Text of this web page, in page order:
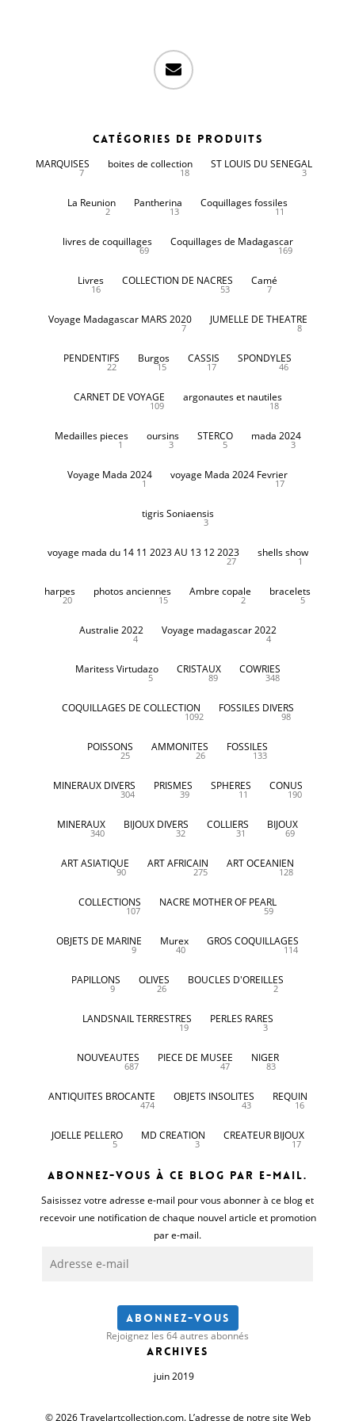
email
Catégories de produits
MARQUISES
7
boites de collection
18
ST LOUIS DU SENEGAL
3
La Reunion
2
Pantherina
13
Coquillages fossiles
11
livres de coquillages
69
Coquillages de Madagascar
169
Livres
16
COLLECTION DE NACRES
53
Camé
7
Voyage Madagascar MARS 2020
7
JUMELLE DE THEATRE
8
PENDENTIFS
22
Burgos
15
CASSIS
17
SPONDYLES
46
CARNET DE VOYAGE
109
argonautes et nautiles
18
Medailles pieces
1
oursins
3
STERCO
5
mada 2024
3
Voyage Mada 2024
1
voyage Mada 2024 Fevrier
17
tigris Soniaensis
3
voyage mada du 14 11 2023 AU 13 12 2023
27
shells show
1
harpes
20
photos anciennes
15
Ambre copale
2
bracelets
5
Australie 2022
4
Voyage madagascar 2022
4
Maritess Virtudazo
5
CRISTAUX
89
COWRIES
348
COQUILLAGES DE COLLECTION
1092
FOSSILES DIVERS
98
POISSONS
25
AMMONITES
26
FOSSILES
133
MINERAUX DIVERS
304
PRISMES
39
SPHERES
11
CONUS
190
MINERAUX
340
BIJOUX DIVERS
32
COLLIERS
31
BIJOUX
69
ART ASIATIQUE
90
ART AFRICAIN
275
ART OCEANIEN
128
COLLECTIONS
107
NACRE MOTHER OF PEARL
59
OBJETS DE MARINE
9
Murex
40
GROS COQUILLAGES
114
PAPILLONS
9
OLIVES
26
BOUCLES D'OREILLES
2
LANDSNAIL TERRESTRES
19
PERLES RARES
3
NOUVEAUTES
687
PIECE DE MUSEE
47
NIGER
83
ANTIQUITES BROCANTE
474
OBJETS INSOLITES
43
REQUIN
16
JOELLE PELLERO
5
MD CREATION
3
CREATEUR BIJOUX
17
Abonnez-vous à ce blog par e-mail.
Saisissez votre adresse e-mail pour vous abonner à ce blog et
recevoir une notification de chaque nouvel article et promotion
par e-mail.
e-
Abonnez-vous
Rejoignez les 64 autres abonnés
Archives
juin 2019
© 2026 Travelartcollection.com. L’adresse de notre site Web